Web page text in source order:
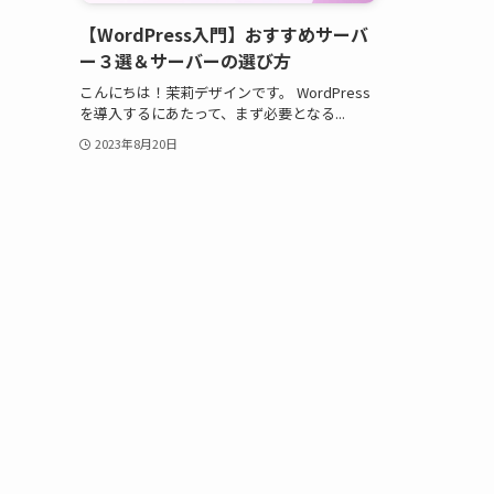
【WordPress入門】おすすめサーバ
ー３選＆サーバーの選び方
こんにちは！茉莉デザインです。 WordPress
を導入するにあたって、まず必要となる...
2023年8月20日